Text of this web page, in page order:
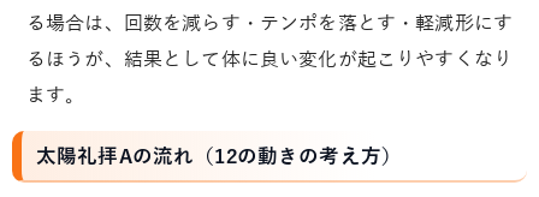
る場合は、回数を減らす・テンポを落とす・軽減形にす
るほうが、結果として体に良い変化が起こりやすくなり
ます。
太陽礼拝Aの流れ（12の動きの考え方）